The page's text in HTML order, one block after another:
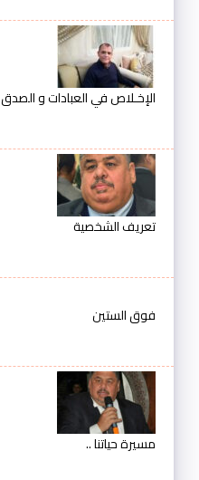
الإخـلاص في العبادات و
تعريف الشخصية
فوق الستين
مسيرة حياتنا ..